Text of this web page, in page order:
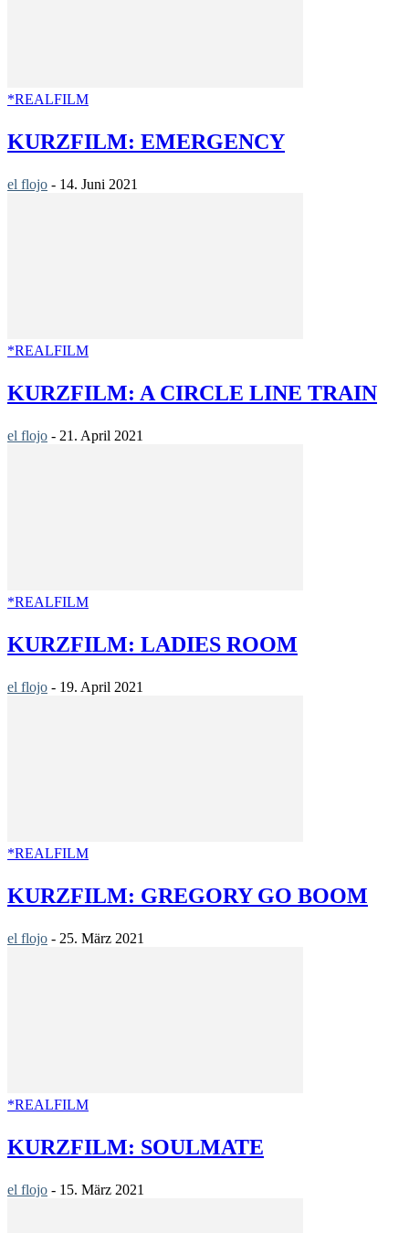
*REALFILM
KURZFILM: EMERGENCY
el flojo - 14. Juni 2021
*REALFILM
KURZFILM: A CIRCLE LINE TRAIN
el flojo - 21. April 2021
*REALFILM
KURZFILM: LADIES ROOM
el flojo - 19. April 2021
*REALFILM
KURZFILM: GREGORY GO BOOM
el flojo - 25. März 2021
*REALFILM
KURZFILM: SOULMATE
el flojo - 15. März 2021